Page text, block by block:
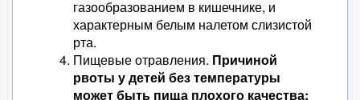
газообразованием в кишечнике, и
характерным белым налетом слизистой
рта.
Пищевые отравления. Причиной
рвоты у детей без температуры
может быть пища плохого качества: